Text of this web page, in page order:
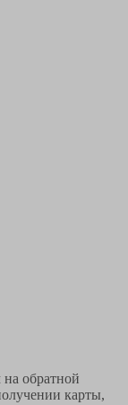
обратной
карты,